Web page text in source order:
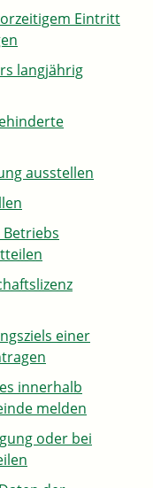
Eintritt
langjährig
ausstellen
einer
innerhalb
melden
oder bei